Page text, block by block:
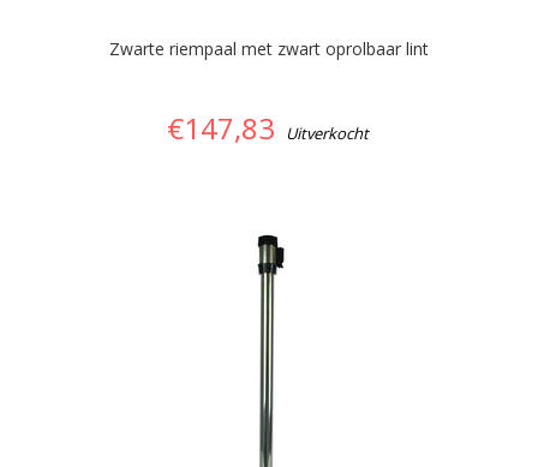
Zwarte riempaal met zwart oprolbaar lint
€147,83 Uitverkocht